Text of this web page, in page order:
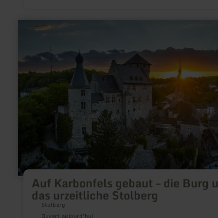
Auf Karbonfels gebaut – die Burg
das urzeitliche Stolberg
Stolberg
savoir
Auf
Karbonfels
die
Burg